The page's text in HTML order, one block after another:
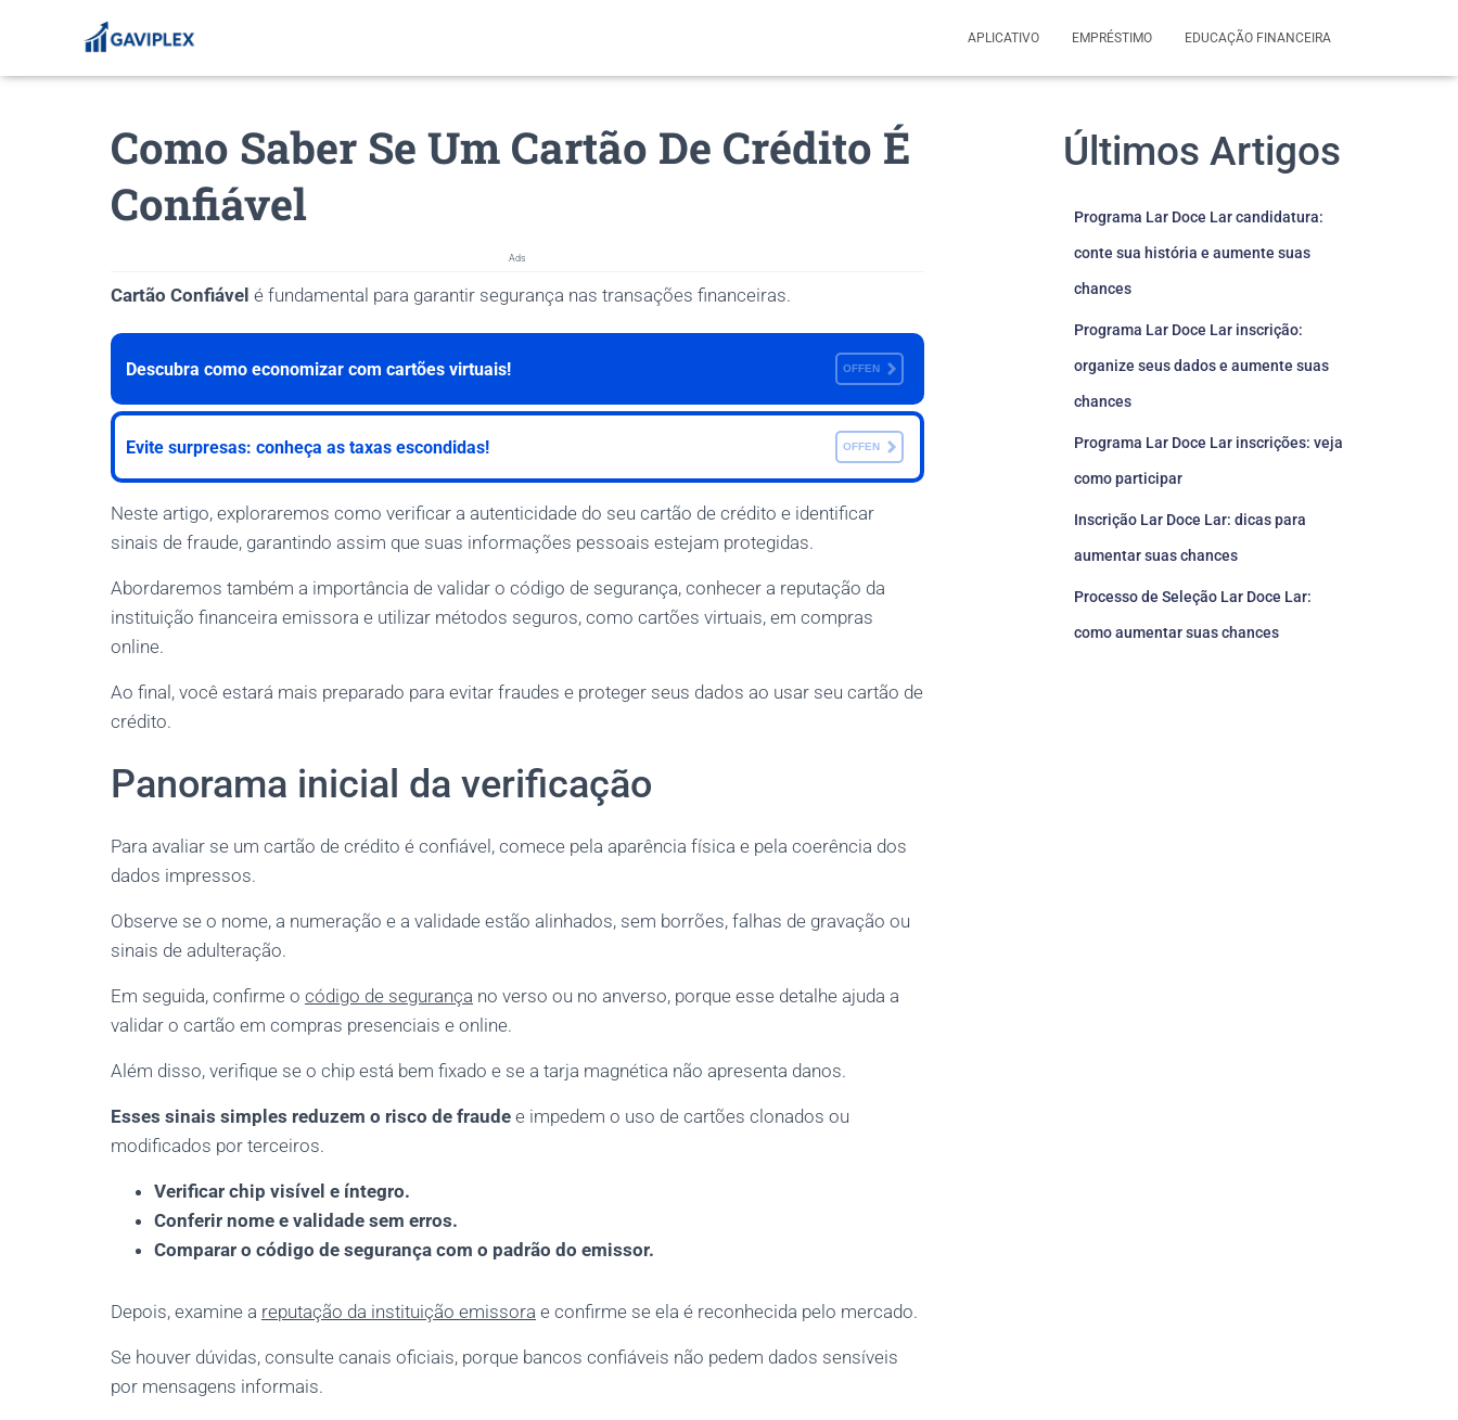
APLICATIVO EMPRÉSTIMO EDUCAÇÃO FINANCEIRA
Como Saber Se Um Cartão De Crédito É
Confiável
Ads
Cartão Confiável é fundamental para garantir segurança nas transações financeiras.
Descubra como economizar com cartões virtuais! OFFEN
Evite surpresas: conheça as taxas escondidas! OFFEN
Neste artigo, exploraremos como verificar a autenticidade do seu cartão de crédito e identificar
sinais de fraude, garantindo assim que suas informações pessoais estejam protegidas.
Abordaremos também a importância de validar o código de segurança, conhecer a reputação da
instituição financeira emissora e utilizar métodos seguros, como cartões virtuais, em compras
online.
Ao final, você estará mais preparado para evitar fraudes e proteger seus dados ao usar seu cartão de
crédito.
Panorama inicial da verificação
Para avaliar se um cartão de crédito é confiável, comece pela aparência física e pela coerência dos
dados impressos.
Observe se o nome, a numeração e a validade estão alinhados, sem borrões, falhas de gravação ou
sinais de adulteração.
Em seguida, confirme o código de segurança no verso ou no anverso, porque esse detalhe ajuda a
validar o cartão em compras presenciais e online.
Além disso, verifique se o chip está bem fixado e se a tarja magnética não apresenta danos.
Esses sinais simples reduzem o risco de fraude e impedem o uso de cartões clonados ou
modificados por terceiros.
Verificar chip visível e íntegro.
Conferir nome e validade sem erros.
Comparar o código de segurança com o padrão do emissor.
Depois, examine a reputação da instituição emissora e confirme se ela é reconhecida pelo mercado.
Se houver dúvidas, consulte canais oficiais, porque bancos confiáveis não pedem dados sensíveis
por mensagens informais.
Últimos Artigos
Programa Lar Doce Lar candidatura:
conte sua história e aumente suas
chances
Programa Lar Doce Lar inscrição:
organize seus dados e aumente suas
chances
Programa Lar Doce Lar inscrições: veja
como participar
Inscrição Lar Doce Lar: dicas para
aumentar suas chances
Processo de Seleção Lar Doce Lar:
como aumentar suas chances